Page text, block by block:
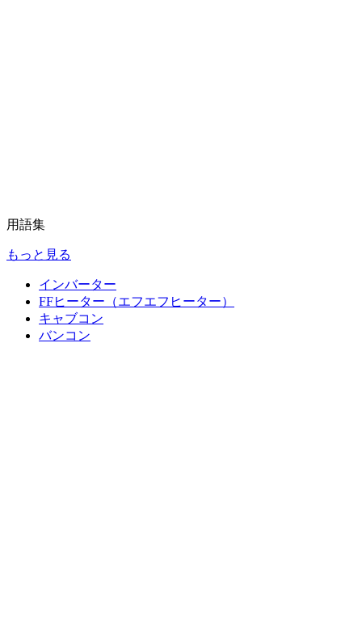
用語集
もっと見る
インバーター
FFヒーター（エフエフヒーター）
キャブコン
バンコン